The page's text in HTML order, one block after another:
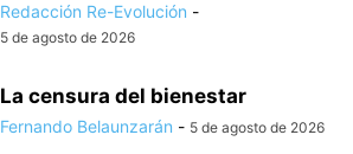
Redacción Re-Evolución -
5 de agosto de 2026
La censura del bienestar
Fernando Belaunzarán - 5 de agosto de 2026